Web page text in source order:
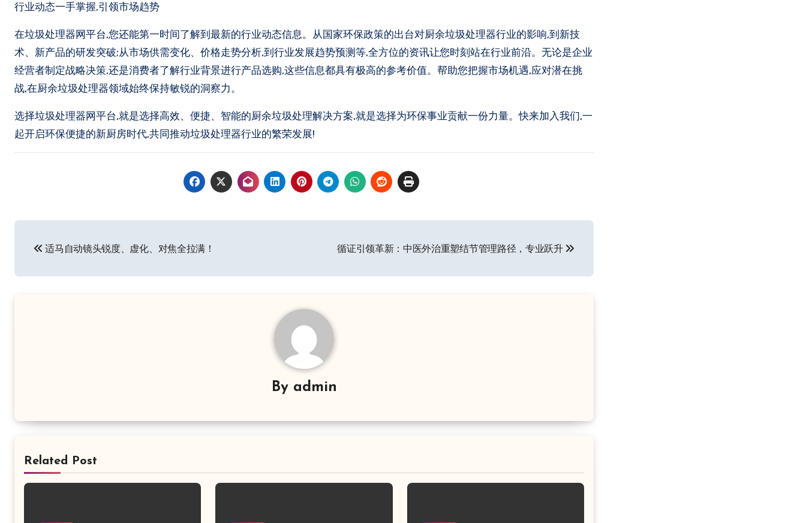
行业动态一手掌握,引领市场趋势
在垃圾处理器网平台,您还能第一时间了解到最新的行业动态信息。从国家环保政策的出台对厨余垃圾处理器行业的影响,到新技
术、新产品的研发突破;从市场供需变化、价格走势分析,到行业发展趋势预测等,全方位的资讯让您时刻站在行业前沿。无论是企业
经营者制定战略决策,还是消费者了解行业背景进行产品选购,这些信息都具有极高的参考价值。帮助您把握市场机遇,应对潜在挑
战,在厨余垃圾处理器领域始终保持敏锐的洞察力。
选择垃圾处理器网平台,就是选择高效、便捷、智能的厨余垃圾处理解决方案,就是选择为环保事业贡献一份力量。快来加入我们,一
起开启环保便捷的新厨房时代,共同推动垃圾处理器行业的繁荣发展!
导
适马自动镜头锐度、虚化、对焦全拉满！ 循证引领革新：中医外治重塑结节管理路径，专业跃升
By admin
Related Post